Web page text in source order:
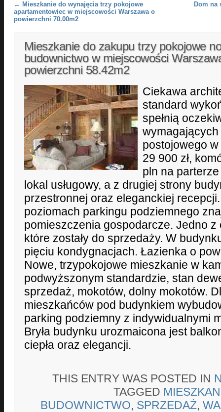
Post navigation
← Mieszkanie do wynajęcia trzy pokojowe
apartamentowiec w miejscowości Warszawa o
powierzchni 70.00m2
Dom na
Mieszkanie do zakupu trzy pokojowe
budownictwo w miejscowości
powierzchni 58.42m2
Ciekawa
standard
spełnią
postojowego
29 900 zł,
pln na
lokal usługowy, a z drugiej strony
przestronnej oraz eleganckiej
poziomach parkingu podziemnego
pomieszczenia gospodarcze. Jedno z
które zostały do sprzedaży. W
pięciu kondygnacjach. Łazienka o
Nowe, trzypokojowe mieszkanie w
podwyższonym standardzie, stan
sprzedaż, mokotów, dolny mokotów.
mieszkańców pod budynkiem
parking podziemny z indywidualnymi
Bryła budynku urozmaicona jest
ciepła oraz elegancji.
THIS ENTRY WAS POSTED IN
TAGGED
BUDOWNICTWO, SPRZEDAŻ,